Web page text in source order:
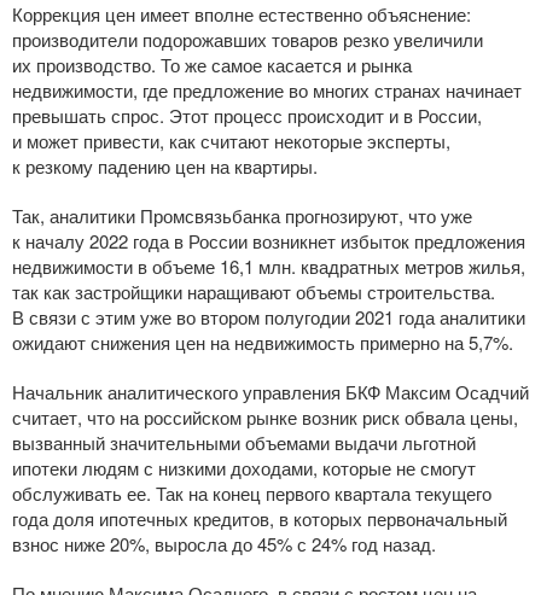
Коррекция цен имеет вполне естественно объяснение:
производители подорожавших товаров резко увеличили
их производство. То же самое касается и рынка
недвижимости, где предложение во многих странах начинает
превышать спрос. Этот процесс происходит и в России,
и может привести, как считают некоторые эксперты,
к резкому падению цен на квартиры.
Так, аналитики Промсвязьбанка прогнозируют, что уже
к началу 2022 года в России возникнет избыток предложения
недвижимости в объеме 16,1 млн. квадратных метров жилья,
так как застройщики наращивают объемы строительства.
В связи с этим уже во втором полугодии 2021 года аналитики
ожидают снижения цен на недвижимость примерно на 5,7%.
Начальник аналитического управления БКФ Максим Осадчий
считает, что на российском рынке возник риск обвала цены,
вызванный значительными объемами выдачи льготной
ипотеки людям с низкими доходами, которые не смогут
обслуживать ее. Так на конец первого квартала текущего
года доля ипотечных кредитов, в которых первоначальный
взнос ниже 20%, выросла до 45% с 24% год назад.